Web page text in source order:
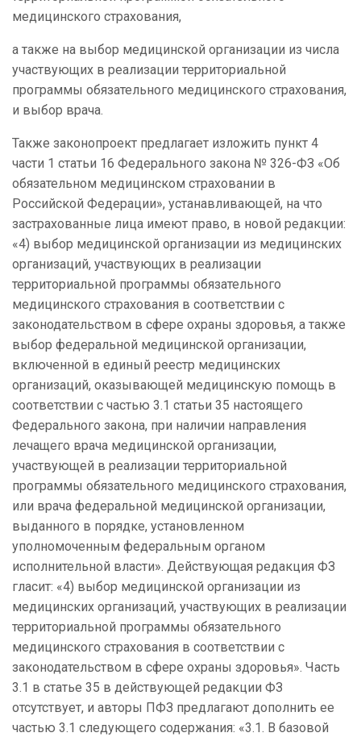
медицинского страхования,
а также на выбор медицинской организации из числа
участвующих в реализации территориальной
программы обязательного медицинского страхования,
и выбор врача.
Также законопроект предлагает изложить пункт 4
части 1 статьи 16 Федерального закона № 326-ФЗ «Об
обязательном медицинском страховании в
Российской Федерации», устанавливающей, на что
застрахованные лица имеют право, в новой редакции:
«4) выбор медицинской организации из медицинских
организаций, участвующих в реализации
территориальной программы обязательного
медицинского страхования в соответствии с
законодательством в сфере охраны здоровья, а также
выбор федеральной медицинской организации,
включенной в единый реестр медицинских
организаций, оказывающей медицинскую помощь в
соответствии с частью 3.1 статьи 35 настоящего
Федерального закона, при наличии направления
лечащего врача медицинской организации,
участвующей в реализации территориальной
программы обязательного медицинского страхования,
или врача федеральной медицинской организации,
выданного в порядке, установленном
уполномоченным федеральным органом
исполнительной власти». Действующая редакция ФЗ
гласит: «4) выбор медицинской организации из
медицинских организаций, участвующих в реализации
территориальной программы обязательного
медицинского страхования в соответствии с
законодательством в сфере охраны здоровья». Часть
3.1 в статье 35 в действующей редакции ФЗ
отсутствует, и авторы ПФЗ предлагают дополнить ее
частью 3.1 следующего содержания: «3.1. В базовой